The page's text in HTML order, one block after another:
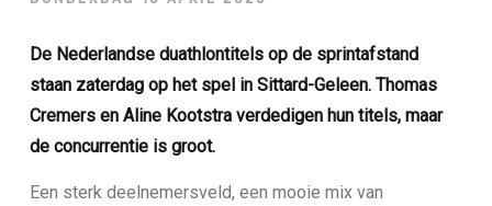
De Nederlandse duathlontitels op de sprintafstand
staan zaterdag op het spel in Sittard-Geleen. Thomas
Cremers en Aline Kootstra verdedigen hun titels, maar
de concurrentie is groot.
Een sterk deelnemersveld, een mooie mix van